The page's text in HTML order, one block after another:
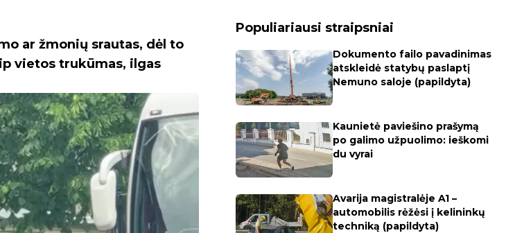
ar žmonių srautas, dėl to
vietos trukūmas, ilgas
Populiariausi straipsniai
Dokumento failo pavadinimas
atskleidė statybų paslaptį
Nemuno saloje (papildyta)
Kaunietė paviešino prašymą
po galimo užpuolimo: ieškomi
du vyrai
Avarija magistralėje A1 –
automobilis rėžėsi į kelininkų
techniką (papildyta)